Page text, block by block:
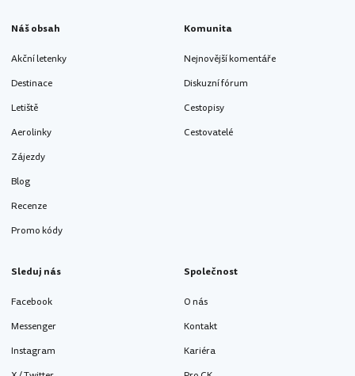
Náš obsah
Akční letenky
Destinace
Letiště
Aerolinky
Zájezdy
Blog
Recenze
Promo kódy
Komunita
Nejnovější komentáře
Diskuzní fórum
Cestopisy
Cestovatelé
Sleduj nás
Facebook
Messenger
Instagram
Společnost
O nás
Kontakt
Kariéra